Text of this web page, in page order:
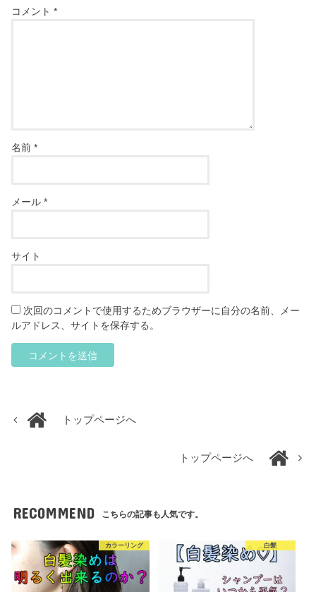
コメント*
名前*
メール*
サイト
次回のコメントで使用するためブラウザーに自分の名前、メー
ルアドレス、サイトを保存する。
トップページへ
トップページへ
RECOMMEND こちらの記事も人気です。
カラーリング 白髪